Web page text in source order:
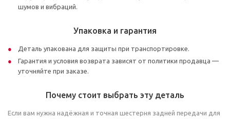
шумов и вибраций.
Упаковка и гарантия
Деталь упакована для защиты при транспортировке.
Гарантия и условия возврата зависят от политики продавца —
уточняйте при заказе.
Почему стоит выбрать эту деталь
Если вам нужна надёжная и точная шестерня задней передачи для